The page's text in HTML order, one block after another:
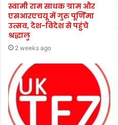
स्वामी राम साधक ग्राम और
एसआरएचयू में गुरु पूर्णिमा
उत्सव, देश-विदेश से पहुंचे
श्रद्धालु
2 weeks ago